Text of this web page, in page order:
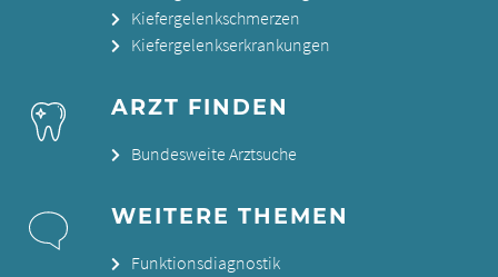
Kiefergelenkschmerzen
Kiefergelenkserkrankungen
ARZT FINDEN
Bundesweite Arztsuche
WEITERE THEMEN
Funktionsdiagnostik